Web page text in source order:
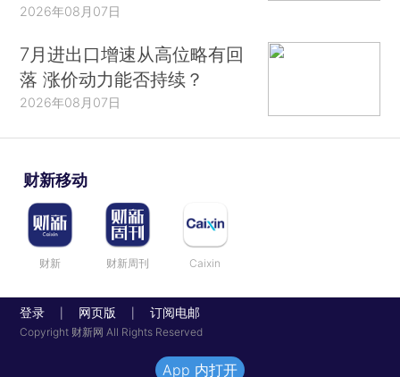
2026年08月07日
7月进出口增速从高位略有回
落 涨价动力能否持续？
2026年08月07日
财新移动
财新 财新周刊 Caixin
登录 网页版 订阅电邮
Copyright 财新网 All Rights Reserved
App 内打开